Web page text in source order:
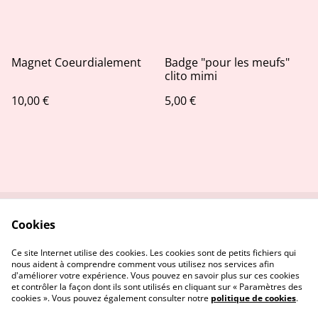
Magnet Coeurdialement
10,00 €
Badge "pour les meufs"
clito mimi
5,00 €
Politique de
confidentialité
Politique de cookies
Cookies
Ce site Internet utilise des cookies. Les cookies sont de petits fichiers qui
nous aident à comprendre comment vous utilisez nos services afin
d'améliorer votre expérience. Vous pouvez en savoir plus sur ces cookies
et contrôler la façon dont ils sont utilisés en cliquant sur « Paramètres des
cookies ». Vous pouvez également consulter notre politique de cookies.